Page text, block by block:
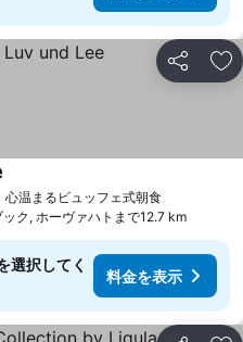
シェア お
心温まるビュッフェ式朝食
ク, ホーヴァハトまで12.7 km
選択してく
料金を表示